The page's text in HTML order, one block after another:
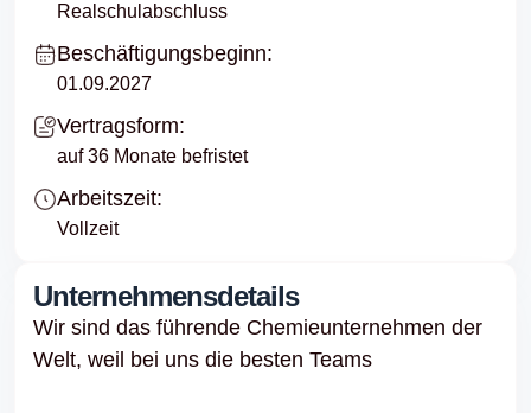
Realschulabschluss
Beschäftigungsbeginn:
01.09.2027
Vertragsform:
auf 36 Monate befristet
Arbeitszeit:
Vollzeit
Unternehmensdetails
Wir sind das führende Chemieunternehmen der
Welt, weil bei uns die besten Teams